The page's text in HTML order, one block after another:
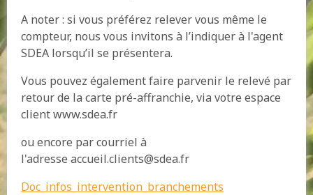
A noter : si vous préférez relever vous même le
compteur, nous vous invitons à l’indiquer à l'agent
SDEA lorsqu’il se présentera.
Vous pouvez également faire parvenir le relevé par
retour de la carte pré-affranchie, via votre espace
client www.sdea.fr
ou encore par courriel à
l'adresse accueil.clients@sdea.fr
Doc_infos_intervention_branchements